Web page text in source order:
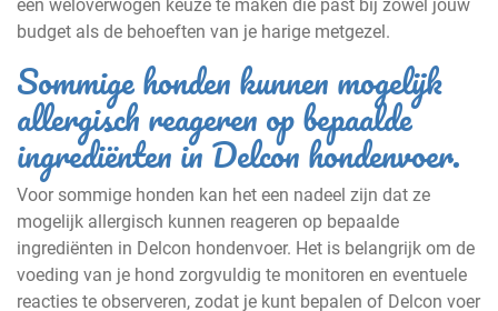
een weloverwogen keuze te maken die past bij zowel jouw
budget als de behoeften van je harige metgezel.
Sommige honden kunnen mogelijk
allergisch reageren op bepaalde
ingrediënten in Delcon hondenvoer.
Voor sommige honden kan het een nadeel zijn dat ze
mogelijk allergisch kunnen reageren op bepaalde
ingrediënten in Delcon hondenvoer. Het is belangrijk om de
voeding van je hond zorgvuldig te monitoren en eventuele
reacties te observeren, zodat je kunt bepalen of Delcon voer